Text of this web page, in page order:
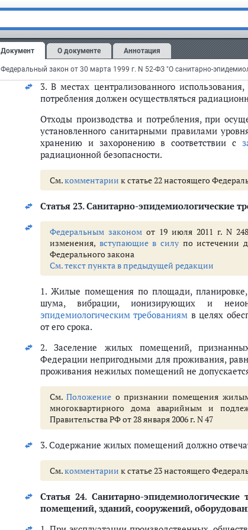
Документ О документе Аннотация
актамиРоссийской Федерации.
2.Утратил силус 1 января 2005 г.
См. текстпункта 2 статьи 22
3. В местах централизованного
потребления должен осуществляться
Отходы производства и потребления, при
установленного санитарными правилами
хранению и захоронению в соответствии с
радиационной безопасности.
См.комментарии к статье 22 настоящего
Статья 23.Санитарно-эпидемиологические
Федеральным закономот 19 июля 2011 г. N
изменения, вступающие в силу по истечении
Федерального закона
См. текст пункта в предыдущей редакции
1. Жилые помещения по площади, планировке,
шума, вибрации, ионизирующих и
эпидемиологическим требованиям в целях
от его срока.
2. Заселение жилых помещений,
Федерации непригодными для проживания,
проживания нежилых помещений не
См.Положение о признании помещения
многоквартирного дома аварийным и
Правительства РФ от 28 января 2006 г. N 47
3. Содержание жилых помещений должно
См.комментарии к статье 23 настоящего
Статья 24.Санитарно-эпидемиологические
помещений, зданий, сооружений,